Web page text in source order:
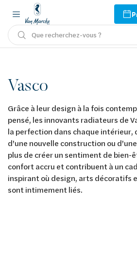
Que recherchez-vous ?
Vasco
Grâce à leur design à la fois
pensé, les innovants radiateurs de
la perfection dans chaque intérieur,
d'une nouvelle construction ou
plus de créer un sentiment de bien-
confort accru et contribuent à un
inspirant où design, arts décoratifs
sont intimement liés.